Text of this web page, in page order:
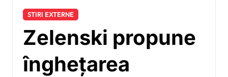
STIRI EXTERNE
Zelenski propune
înghețarea